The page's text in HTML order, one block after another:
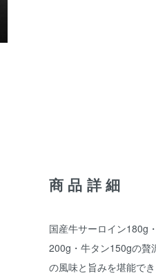
商品詳細
国産牛サーロイン180g
200g・牛タン150gの贅
の風味と旨みを堪能で